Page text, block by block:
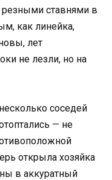
ставнями в
как линейка,
лет
не лезли, но на
соседей
— не
открыла хозяйка
в аккуратный